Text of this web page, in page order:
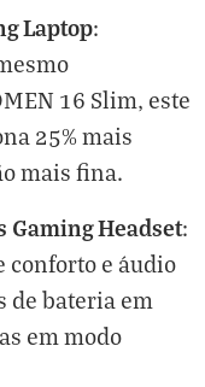
Laptop:
16 Slim, este
25% mais
mais fina.
Gaming Headset:
conforto e áudio
de bateria em
em modo